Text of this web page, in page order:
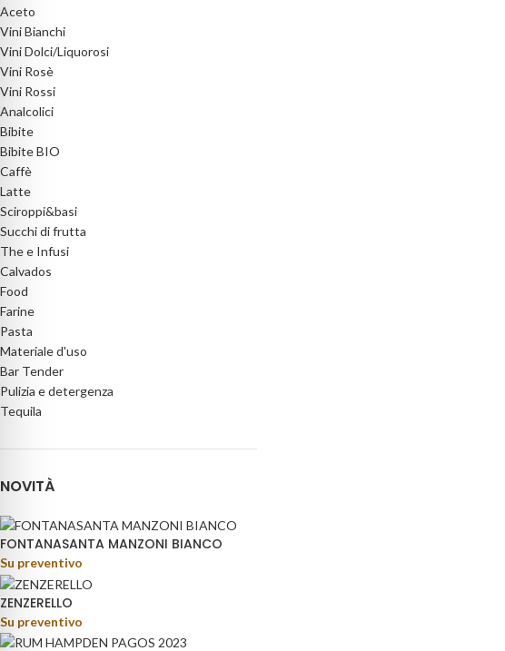
Aceto
Vini Bianchi
Vini Dolci/Liquorosi
Vini Rosè
Vini Rossi
Analcolici
Bibite
Bibite BIO
Caffè
Latte
Sciroppi&basi
Succhi di frutta
The e Infusi
Calvados
Food
Farine
Pasta
Materiale d'uso
Bar Tender
Pulizia e detergenza
Tequila
NOVITÀ
FONTANASANTA MANZONI BIANCO
Su preventivo
ZENZERELLO
Su preventivo